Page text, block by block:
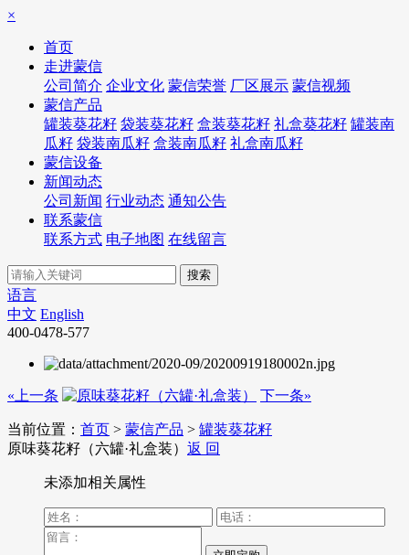
×
首页
走进蒙信
公司简介 企业文化 蒙信荣誉 厂区展示 蒙信视频
蒙信产品
罐装葵花籽 袋装葵花籽 盒装葵花籽 礼盒葵花籽 罐装南
瓜籽 袋装南瓜籽 盒装南瓜籽 礼盒南瓜籽
蒙信设备
新闻动态
公司新闻 行业动态 通知公告
联系蒙信
联系方式 电子地图 在线留言
语言
中文 English
400-0478-577
«上一条 下一条»
当前位置： 首页 > 蒙信产品 > 罐装葵花籽
原味葵花籽（六罐·礼盒装） 返 回
未添加相关属性